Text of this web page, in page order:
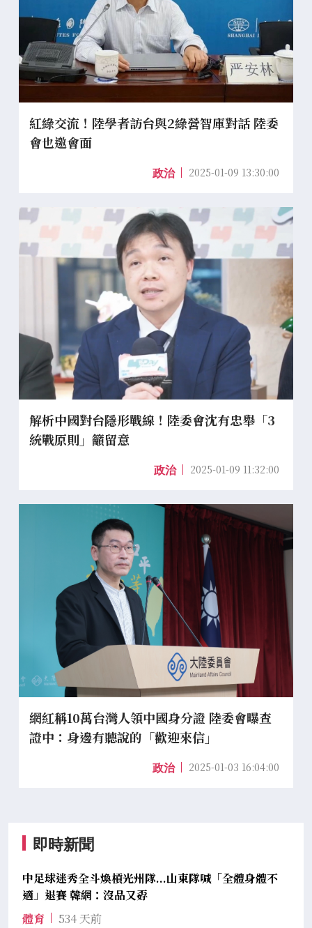
紅綠交流！陸學者訪台與2綠營智庫對話 陸委
會也邀會面
政治 2025-01-09 13:30:00
解析中國對台隱形戰線！陸委會沈有忠舉「3
統戰原則」籲留意
政治 2025-01-09 11:32:00
網紅稱10萬台灣人領中國身分證 陸委會曝查
證中：身邊有聽說的「歡迎來信」
政治 2025-01-03 16:04:00
即時新聞
中足球迷秀全斗煥槓光州隊...山東隊喊「全體身體不
適」退賽 韓網：沒品又孬
體育
534 天前